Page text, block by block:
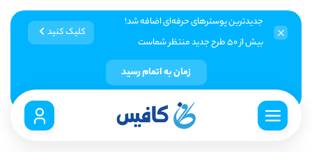
جدیدترین پوسترهای حرفه‌ای اضافه شد!
بیش از ۵۰ طرح جدید منتظر شماست
کلیک کنید
زمان به اتمام رسید